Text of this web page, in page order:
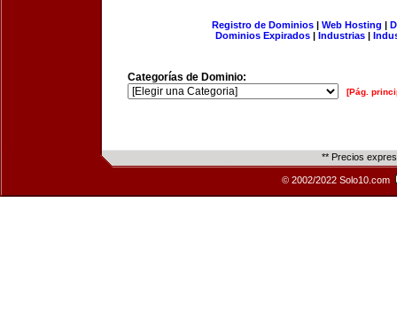
Registro de Dominios| Web Hosting |
Dominios Expirados | Industrias |
Categorías de Dominio:
[Pág.
** Precios
© 2002/2022 Solo10.com